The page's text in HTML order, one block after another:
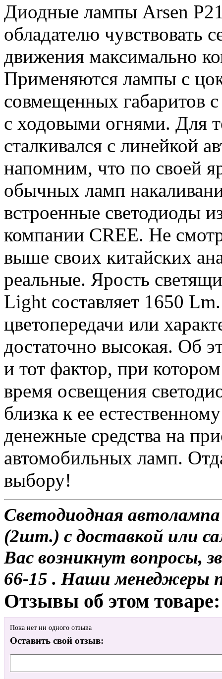
Диодные лампы Arsen
обладателю чувствовать
движения максимально
Применяются лампы с
совмещенных габаритов
с ходовыми огнями. Для
сталкивался с линейкой
напомним, что по своей
обычных ламп
встроенные светодиоды
компании CREE. Не
выше своих китайских
реальные. Ярость
Light составляет 1650
цветопередачи или
достаточно высокая. Об
и тот фактор, при
время освещения
близка к ее
денежные средства на
автомобильных ламп.
выбору!
Светодиодная
(2шт.) с доставкой или
Вас возникнут вопросы,
66-15 . Наши менеджеры
Отзывы об этом товаре:
Пока нет ни одного отзыва
Оставить свой отзыв: